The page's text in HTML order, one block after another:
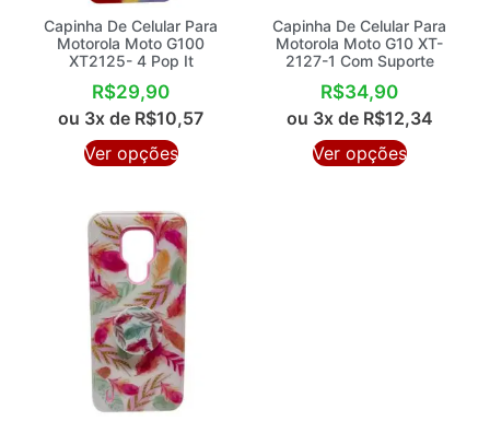
Capinha De Celular Para
Motorola Moto G100
XT2125- 4 Pop It
R$29,90
ou 3x de R$10,57
Ver opções
Capinha De Celular Para
Motorola Moto G10 XT-
2127-1 Com Suporte
R$34,90
ou 3x de R$12,34
Ver opções